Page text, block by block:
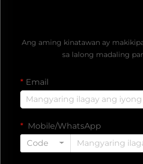
Ang aming kinatawan ay
sa lalong madaling
Email
Mobile/WhatsApp
Code